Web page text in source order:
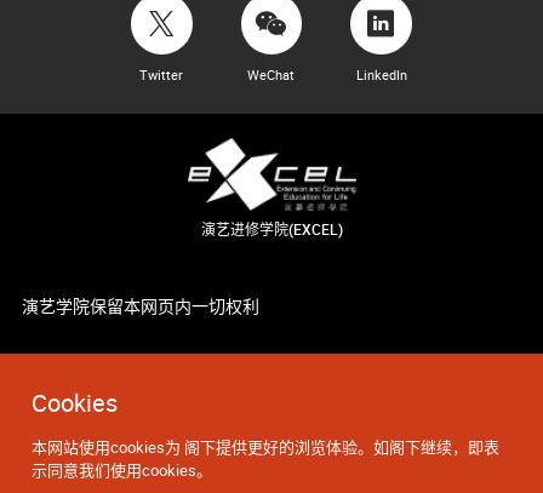
Cookies
本网站使用cookies为 阁下提供更好的浏览体验。如阁下继续，即表
示同意我们使用cookies。
Twitter WeChat LinkedIn
演艺进修学院(EXCEL)
演艺学院保留本网页内一切权利